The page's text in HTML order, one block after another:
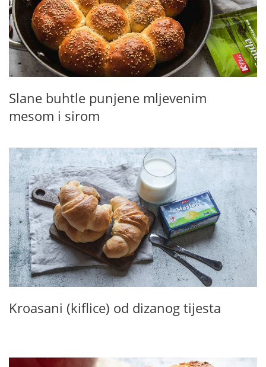
Slane buhtle punjene mljevenim
mesom i sirom
Kroasani (kiflice) od dizanog tijesta